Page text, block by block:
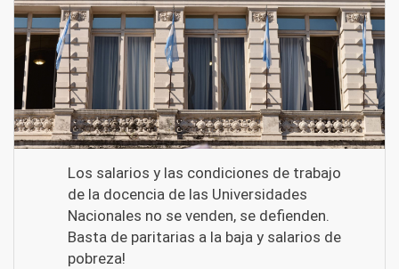
Los salarios y las condiciones de trabajo
de la docencia de las Universidades
Nacionales no se venden, se defienden.
Basta de paritarias a la baja y salarios de
pobreza!